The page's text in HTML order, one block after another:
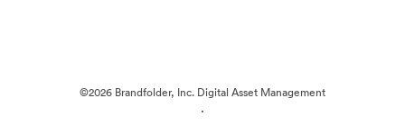
©2026 Brandfolder, Inc. Digital Asset Management
·